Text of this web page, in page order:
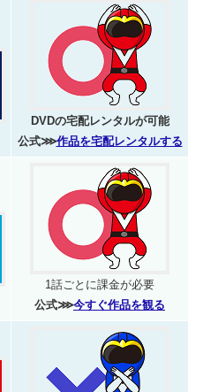
DVDの宅配レンタルが可能
公式⋙作品を宅配レンタルする
1話ごとに課金が必要
公式⋙今すぐ作品を観る